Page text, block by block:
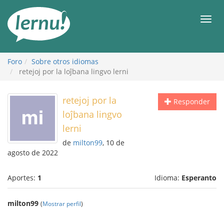
Foro
Sobre otros idiomas
retejoj por la loĵbana lingvo lerni
Responder
retejoj por la
loĵbana lingvo
lerni
de milton99, 10 de
agosto de 2022
Aportes: 1 Idioma: Esperanto
milton99 (Mostrar perfil)